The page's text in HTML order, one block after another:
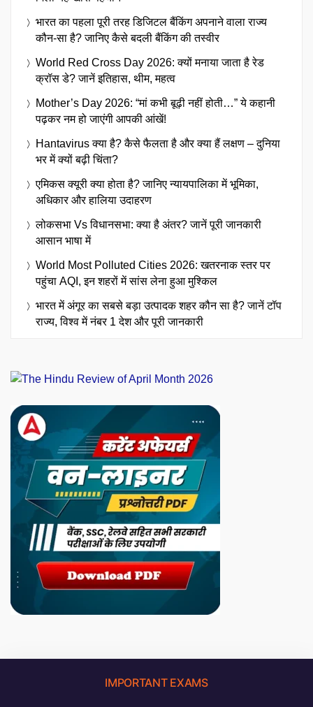
भारत का पहला पूरी तरह डिजिटल बैंकिंग अपनाने वाला राज्य
कौन-सा है? जानिए कैसे बदली बैंकिंग की तस्वीर
World Red Cross Day 2026: क्यों मनाया जाता है रेड
क्रॉस डे? जानें इतिहास, थीम, महत्व
Mother’s Day 2026: “मां कभी बूढ़ी नहीं होती…” ये कहानी
पढ़कर नम हो जाएंगी आपकी आंखें!
Hantavirus क्या है? कैसे फैलता है और क्या हैं लक्षण – दुनिया
भर में क्यों बढ़ी चिंता?
एमिकस क्यूरी क्या होता है? जानिए न्यायपालिका में भूमिका,
अधिकार और हालिया उदाहरण
लोकसभा Vs विधानसभा: क्या है अंतर? जानें पूरी जानकारी
आसान भाषा में
World Most Polluted Cities 2026: खतरनाक स्तर पर
पहुंचा AQI, इन शहरों में सांस लेना हुआ मुश्किल
भारत में अंगूर का सबसे बड़ा उत्पादक शहर कौन सा है? जानें टॉप
राज्य, विश्व में नंबर 1 देश और पूरी जानकारी
IMPORTANT EXAMS